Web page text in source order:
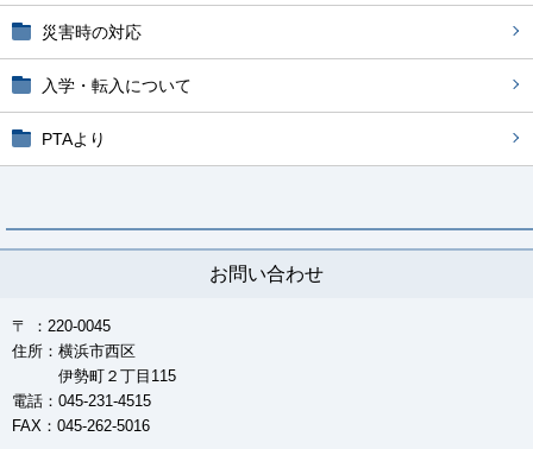
災害時の対応
入学・転入について
PTAより
お問い合わせ
〒 ：220-0045
住所：横浜市西区
伊勢町２丁目115
電話：045-231-4515
FAX：045-262-5016